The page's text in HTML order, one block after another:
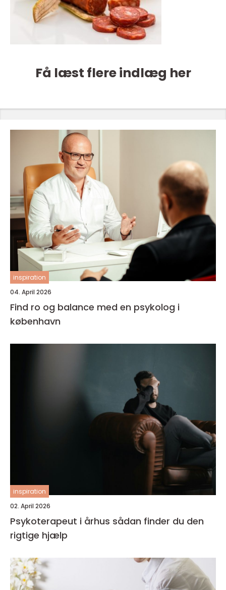
Få læst flere indlæg her
inspiration
04. April 2026
Find ro og balance med en psykolog i
københavn
inspiration
02. April 2026
Psykoterapeut i århus sådan finder du den
rigtige hjælp